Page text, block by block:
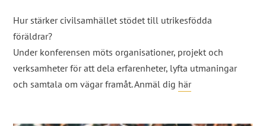
Hur stärker civilsamhället stödet till utrikesfödda
föräldrar?
Under konferensen möts organisationer, projekt och
verksamheter för att dela erfarenheter, lyfta utmaningar
och samtala om vägar framåt. Anmäl dig här